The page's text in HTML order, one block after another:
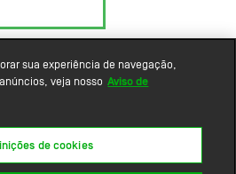
sua experiência de navegação,
veja nosso Aviso de
de cookies